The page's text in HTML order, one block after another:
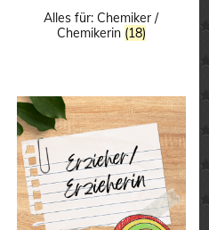
Alles für: Chemiker /
Chemikerin (18)